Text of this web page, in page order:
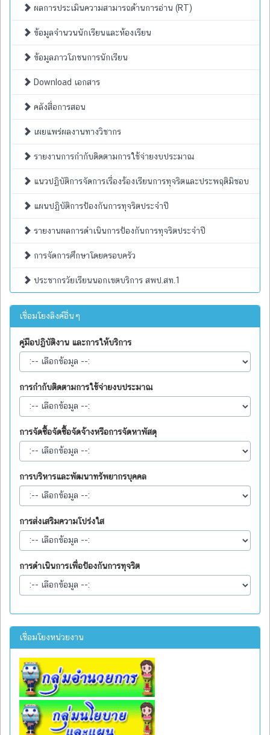
ผลการประเมินความสามารถด้านการอ่าน (RT)
ข้อมูลจำนวนนักเรียนและห้องเรียน
ข้อมูลภาวโภชนการนักเรียน
Download เอกสาร
คลังสื่อการสอน
เผยแพร่ผลงานทางวิชากร
รายงานการกำกับติดตามการใช้จ่ายงบประมาณ
แนวปฏิบัติการจัดการเรื่องร้องเรียนการทุจริตและประพฤติมิชอบ
แผนปฏิบัติการป้องกันการทุจริตประจำปี
รายงานผลการดำเนินการป้องกันการทุจริตประจำปี
การจัดการศึกษาโดยครอบครัว
ประชากรวัยเรียนนอกเขตบริการ สพป.สท.1
เชื่อมโยงลิงค์อื่นๆ
คู่มือปฏิบัติงาน และการให้บริการ
การกำกับติดตามการใช้จ่ายงบประมาณ
การจัดซื้อจัดซื้อจัดจ้างหรือการจัดหาพัสดุ
การบริหารและพัฒนาทรัพยากรบุคคล
การส่งเสริมความโปร่งใส
การดำเนินการเพื่อป้องกันการทุจริต
เชื่อมโยงหน่วยงาน